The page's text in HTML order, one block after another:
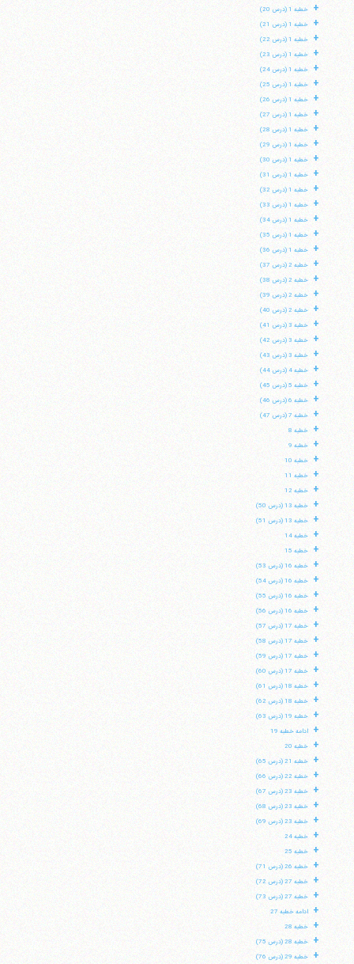
+ خطبه 1 (درس 20)
+ خطبه 1 (درس 21)
+ خطبه 1 (درس 22)
+ خطبه 1 (درس 23)
+ خطبه 1 (درس 24)
+ خطبه 1 (درس 25)
+ خطبه 1 (درس 26)
+ خطبه 1 (درس 27)
+ خطبه 1 (درس 28)
+ خطبه 1 (درس 29)
+ خطبه 1 (درس 30)
+ خطبه 1 (درس 31)
+ خطبه 1 (درس 32)
+ خطبه 1 (درس 33)
+ خطبه 1 (درس 34)
+ خطبه 1 (درس 35)
+ خطبه 1 (درس 36)
+ خطبه 2 (درس 37)
+ خطبه 2 (درس 38)
+ خطبه 2 (درس 39)
+ خطبه 2 (درس 40)
+ خطبه 3 (درس 41)
+ خطبه 3 (درس 42)
+ خطبه 3 (درس 43)
+ خطبه 4 (درس 44)
+ خطبه 5 (درس 45)
+ خطبه 6 (درس 46)
+ خطبه 7 (درس 47)
+ خطبه 8
+ خطبه 9
+ خطبه 10
+ خطبه 11
+ خطبه 12
+ خطبه 13 (درس 50)
+ خطبه 13 (درس 51)
+ خطبه 14
+ خطبه 15
+ خطبه 16 (درس 53)
+ خطبه 16 (درس 54)
+ خطبه 16 (درس 55)
+ خطبه 16 (درس 56)
+ خطبه 17 (درس 57)
+ خطبه 17 (درس 58)
+ خطبه 17 (درس 59)
+ خطبه 17 (درس 60)
+ خطبه 18 (درس 61)
+ خطبه 18 (درس 62)
+ خطبه 19 (درس 63)
+ ادامه خطبه 19
+ خطبه 20
+ خطبه 21 (درس 65)
+ خطبه 22 (درس 66)
+ خطبه 23 (درس 67)
+ خطبه 23 (درس 68)
+ خطبه 23 (درس 69)
+ خطبه 24
+ خطبه 25
+ خطبه 26 (درس 71)
+ خطبه 27 (درس 72)
+ خطبه 27 (درس 73)
+ ادامه خطبه 27
+ خطبه 28
+ خطبه 28 (درس 75)
+ خطبه 29 (درس 76)